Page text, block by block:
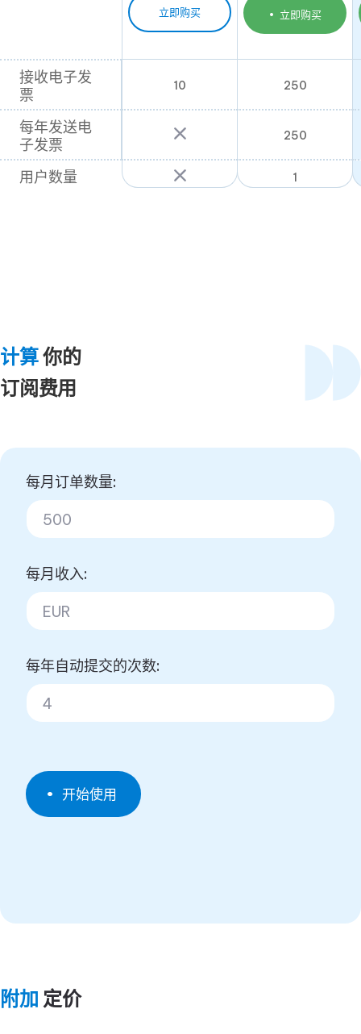
接收电子发
票
每年发送电
子发票
用户数量
立即购买 立即购买
接收电子发
票
10 250
每年发送电
子发票
250
用户数量 1
计算你的
订阅费用
每月订单数量:
每月收入:
每年自动提交的次数:
开始使用
附加 定价